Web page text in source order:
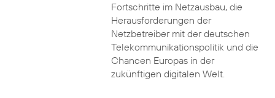
Fortschritte im Netzausbau, die
Herausforderungen der
Netzbetreiber mit der deutschen
Telekommunikationspolitik und die
Chancen Europas in der
zukünftigen digitalen Welt.